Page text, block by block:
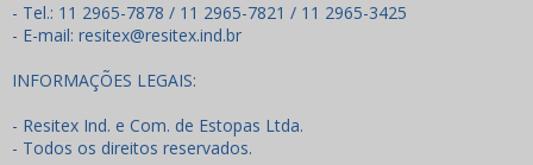
- Tel.: 11 2965-7878 / 11 2965-7821 / 11 2965-3425
- E-mail: resitex@resitex.ind.br
INFORMAÇÕES LEGAIS:
- Resitex Ind. e Com. de Estopas Ltda.
- Todos os direitos reservados.